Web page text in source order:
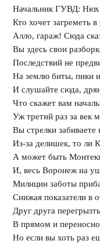
Начальник ГУВД: Нюх
Кто хочет загреметь в
Алло, гараж! Сюда
Вы здесь свои
Последствий не
На землю биты, пики
И слушайте сюда,
Что скажет вам
Уж третий раз за век
Вы стрелки забиваете
Из-за делишек, то ли
А может быть
И, весь Воронеж на
Милиции заботы
Снижая показатели в
Друг друга
В прямом и
Но если вы хоть раз